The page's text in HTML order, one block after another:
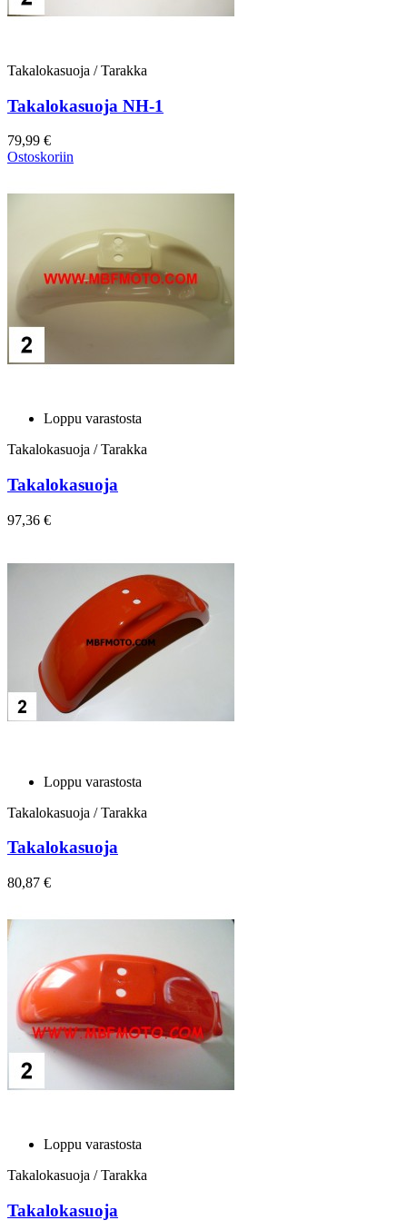
Takalokasuoja / Tarakka
Takalokasuoja NH-1
79,99 €
Ostoskoriin
Loppu varastosta
Takalokasuoja / Tarakka
Takalokasuoja
97,36 €
Loppu varastosta
Takalokasuoja / Tarakka
Takalokasuoja
80,87 €
Loppu varastosta
Takalokasuoja / Tarakka
Takalokasuoja